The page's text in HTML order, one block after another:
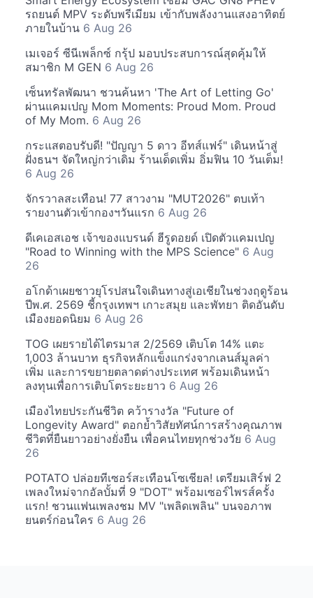
รถยนต์ MPV ระดับพรีเมียม เข้ากับพลังงานแสงอาทิตย์
ภายในบ้าน 6 Aug 26
เมเจอร์ ซีนีเพล็กซ์ กรุ้ป มอบประสบการณ์สุดคุ้มให้
สมาชิก M GEN 6 Aug 26
เซ็นทรัลพัฒนา ชวนค้นหา 'The Art of Letting Go'
ผ่านแคมเปญ Mom Moments: Proud Mom. Proud
of My Mom. 6 Aug 26
กระแสตอบรับดี! "ปัญญา 5 ดาว อีทส์แฟร์" เดินหน้าสู่
ฝั่งธนฯ จัดใหญ่กว่าเดิม ร้านเด็ดเพิ่ม อิ่มฟิน 10 วันเต็ม!
6 Aug 26
จักรวาลสะเทือน! 77 สาวงาม "MUT2026" ตบเท้า
รายงานตัวเข้ากองฯวันแรก 6 Aug 26
ดีเคเอสเอช เจ้าของแบรนด์ ฮีรูดอยด์ เปิดตัวแคมเปญ
"Road to Winning with the MPS Science" 6 Aug
26
อโกด้าเผยชาวยุโรปสนใจเดินทางสู่เอเชียในช่วงฤดูร้อน
ปีพ.ศ. 2569 ชี้กรุงเทพฯ เกาะสมุย และพัทยา ติดอันดับ
เมืองยอดนิยม 6 Aug 26
TOG เผยรายได้ไตรมาส 2/2569 เติบโต 14% แตะ
1,003 ล้านบาท ธุรกิจหลักแข็งแกร่งจากเลนส์มูลค่า
เพิ่ม และการขยายตลาดต่างประเทศ พร้อมเดินหน้า
ลงทุนเพื่อการเติบโตระยะยาว 6 Aug 26
เมืองไทยประกันชีวิต คว้ารางวัล "Future of
Longevity Award" ตอกย้ำวิสัยทัศน์การสร้างคุณภาพ
ชีวิตที่ยืนยาวอย่างยั่งยืน เพื่อคนไทยทุกช่วงวัย 6 Aug
26
POTATO ปล่อยทีเซอร์สะเทือนโซเชียล! เตรียมเสิร์ฟ 2
เพลงใหม่จากอัลบั้มที่ 9 "DOT" พร้อมเซอร์ไพรส์ครั้ง
แรก! ชวนแฟนเพลงชม MV "เพลิดเพลิน" บนจอภาพ
ยนตร์ก่อนใคร 6 Aug 26